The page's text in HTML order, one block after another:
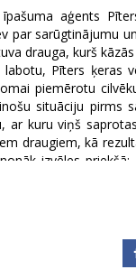
aģents
par sarūgtinājumu
drauga, kurš
Pīters ķeras
piemērotu
situāciju pirms
ar kuru viņš
draugiem, kā
izvēles